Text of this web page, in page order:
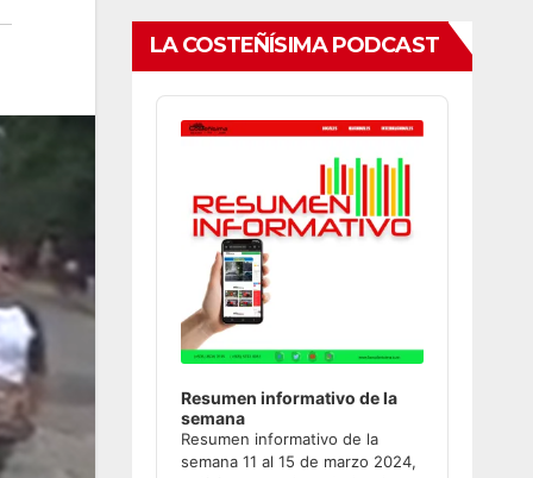
LA COSTEÑÍSIMA PODCAST
Audio
Player
Resumen informativo de la
semana
Resumen informativo de la
semana 11 al 15 de marzo 2024,